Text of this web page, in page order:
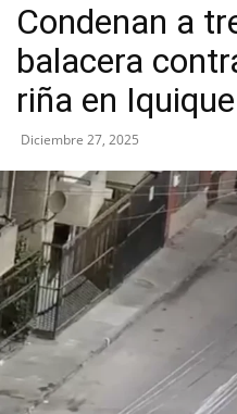
Condenan a
balacera
riña en Iquique
Diciembre 27, 2025